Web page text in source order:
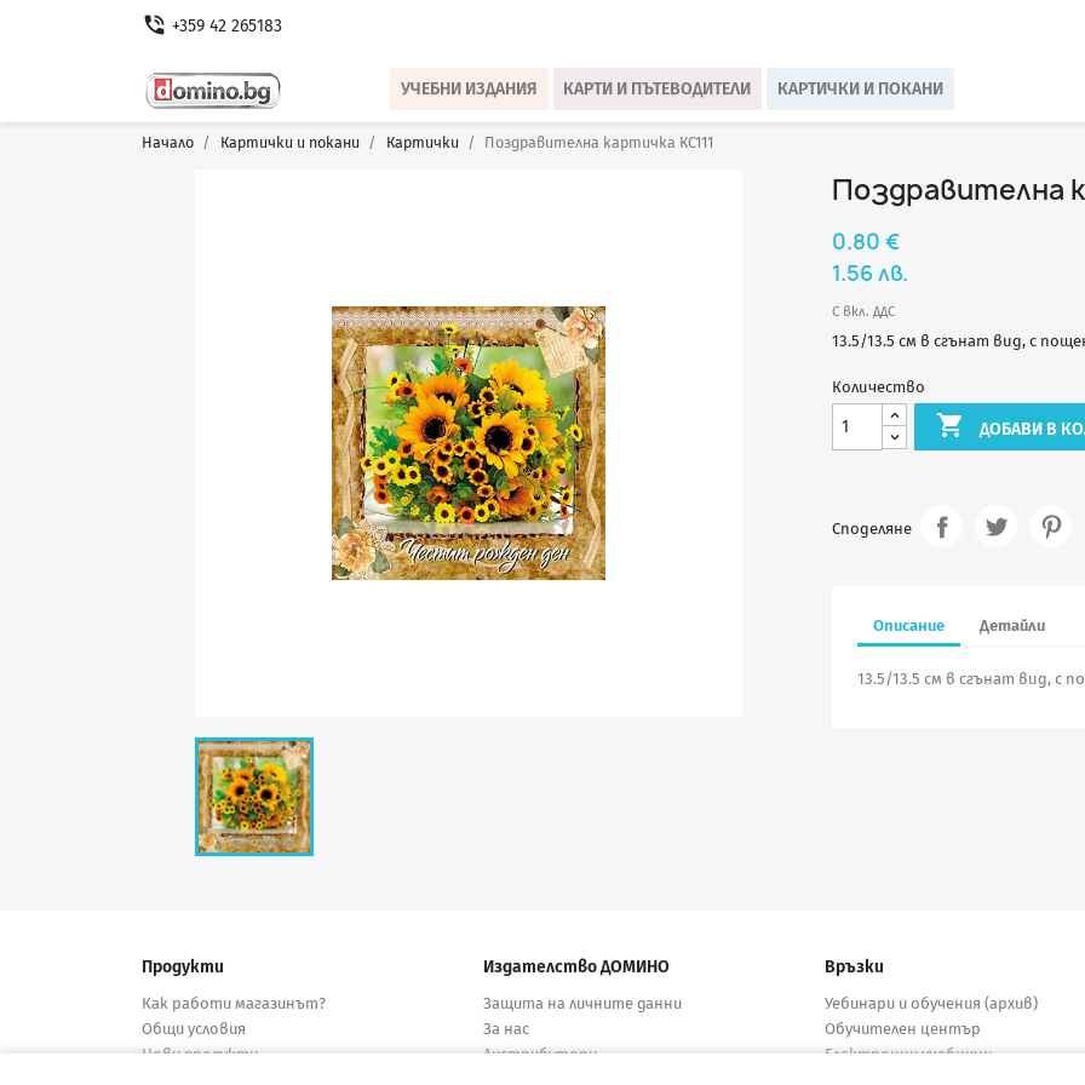
phone_in_talk +359 42 265183
УЧЕБНИ ИЗДАНИЯ КАРТИ И ПЪТЕВОДИТЕЛИ КАРТИЧКИ И ПОКАНИ
Начало Картички и покани Картички Поздравителна картичка КС111
Поздравителна
0.80 €
1.56 лв.
С вкл. ДДС
13.5/13.5 см в сгънат вид, с
Количество
 ДОБАВИ В
Споделяне
Описание Детайли
13.5/13.5 см в сгънат вид, с
Продукти
Как работи магазинът?
Общи условия
Нови продукти
Издателство ДОМИНО
Защита на личните данни
За нас
Дистрибутори
Връзки
Уебинари и обучения (архив)
Обучителен център
Електронни учебници